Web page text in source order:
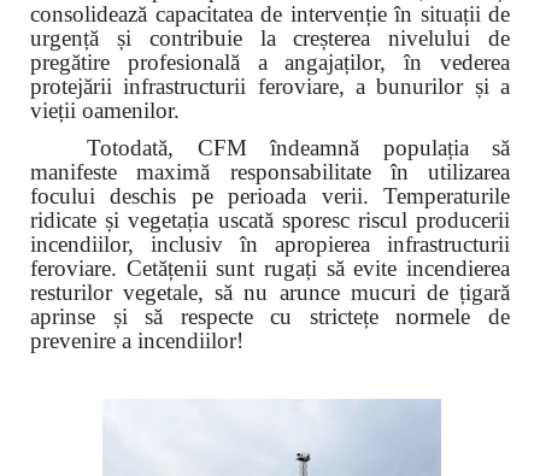
consolidează capacitatea de intervenție în situații de
urgență și contribuie la creșterea nivelului de
pregătire profesională a angajaților, în vederea
protejării infrastructurii feroviare, a bunurilor și a
vieții oamenilor.
Totodată, CFM îndeamnă populația să
manifeste maximă responsabilitate în utilizarea
focului deschis pe perioada verii. Temperaturile
ridicate și vegetația uscată sporesc riscul producerii
incendiilor, inclusiv în apropierea infrastructurii
feroviare. Cetățenii sunt rugați să evite incendierea
resturilor vegetale, să nu arunce mucuri de țigară
aprinse și să respecte cu strictețe normele de
prevenire a incendiilor!